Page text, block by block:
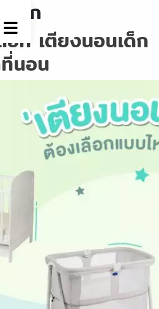
เด็ก
อก เตียงนอนเด็ก
นอน